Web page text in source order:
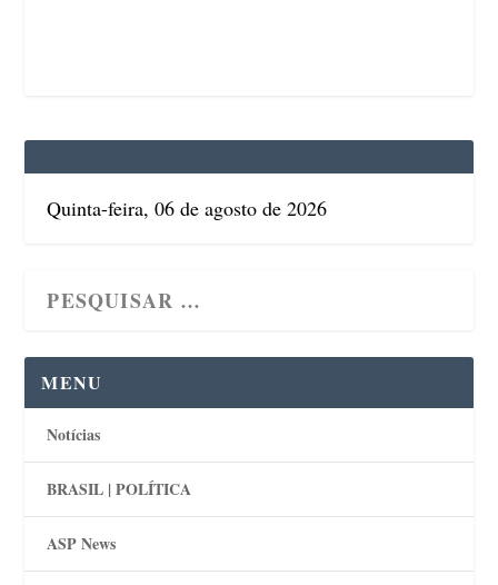
Quinta-feira, 06 de agosto de 2026
MENU
Notícias
BRASIL | POLÍTICA
ASP News